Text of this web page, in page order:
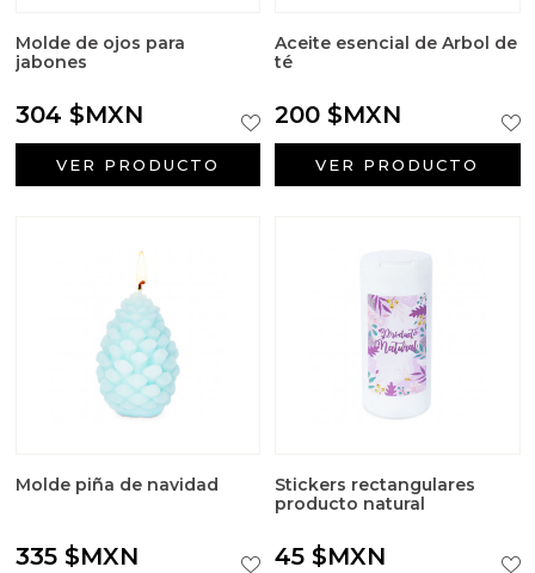
Molde de ojos para
jabones
304 $MXN
VER PRODUCTO
Aceite esencial de Arbol de
té
200 $MXN
VER PRODUCTO
Molde piña de navidad
335 $MXN
Stickers rectangulares
producto natural
45 $MXN